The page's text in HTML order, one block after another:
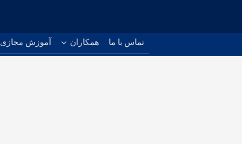
آموزش مجازی همکاران تماس با ما